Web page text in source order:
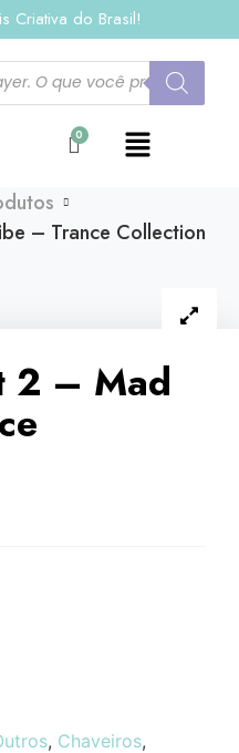
Criativa do Brasil!
– Trance Collection
2 – Mad
, Chaveiros,